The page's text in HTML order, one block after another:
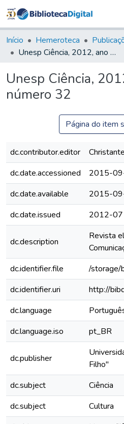
&
Tudo na
Digital
Início Hemeroteca
Unesp Ciência, 2012, ano 3, número 32
Unesp Ciência,
número 32
Página do item
dc.contributor.editor
dc.date.accessioned
2015-
dc.date.available
2015-
dc.date.issued
2012-07
dc.description
Revista
dc.identifier.file
/storage/
dc.identifier.uri
http://
dc.language
dc.language.iso
pt_BR
dc.publisher
Filho"
dc.subject
Ciência
dc.subject
Cultura